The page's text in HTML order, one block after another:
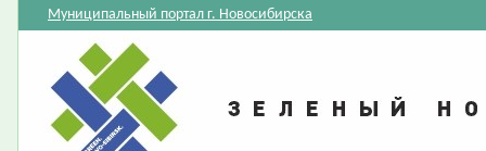
Муниципальный портал г. Новосибирска